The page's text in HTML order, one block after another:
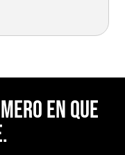
en Que